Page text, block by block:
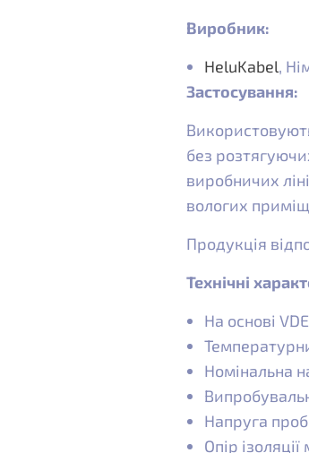
Виробник:
HeluKabel,
Застосування:
без
виробничих
вологих
Продукція
Технічні
На основі
Номінальна
Напруга
Опір